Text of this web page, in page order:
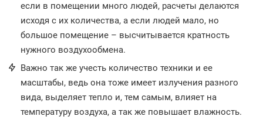
если в помещении много людей, расчеты делаются
исходя с их количества, а если людей мало, но
большое помещение – высчитывается кратность
нужного воздухообмена.
Важно так же учесть количество техники и ее
масштабы, ведь она тоже имеет излучения разного
вида, выделяет тепло и, тем самым, влияет на
температуру воздуха, а так же повышает влажность.